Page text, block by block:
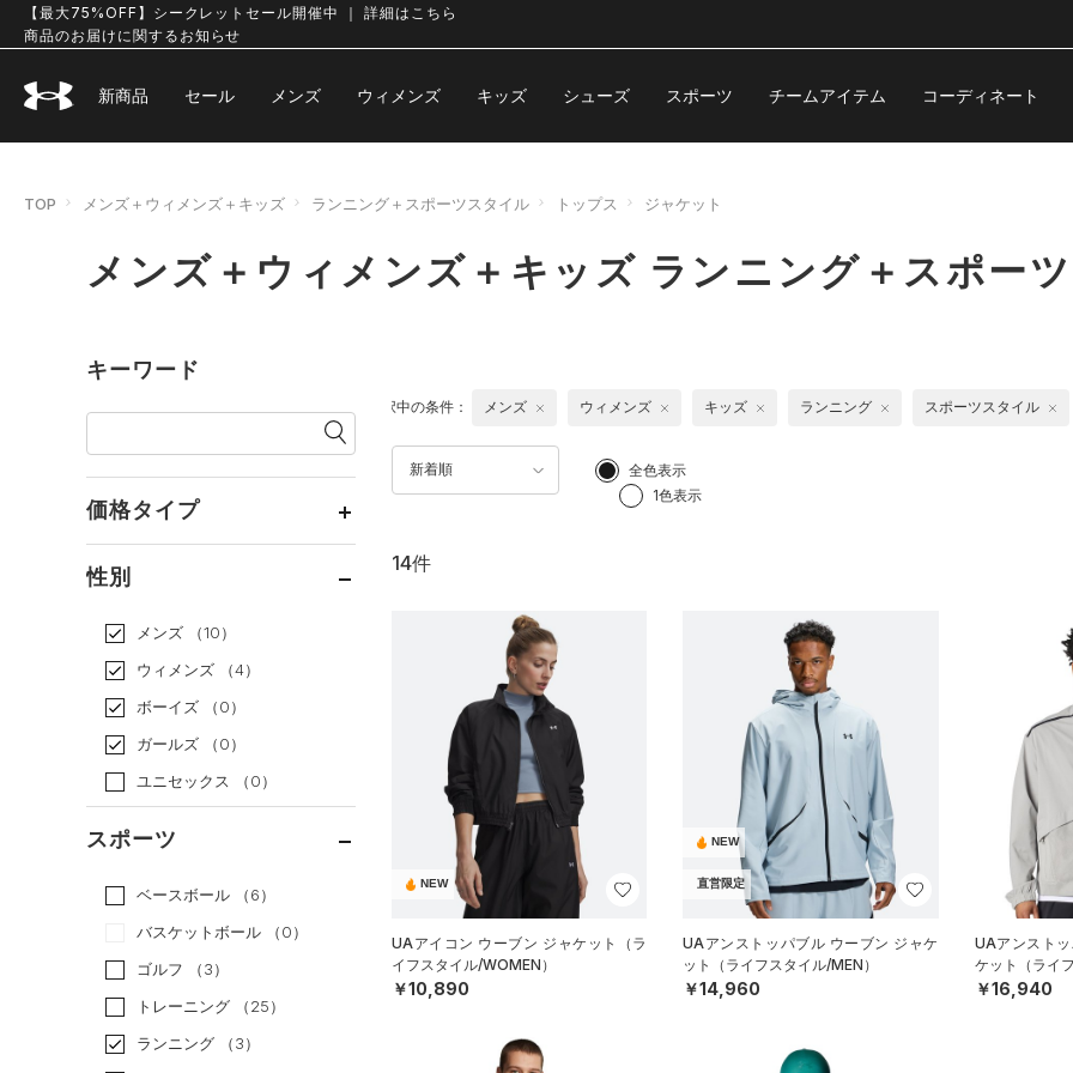
【最大75%OFF】シークレットセール開催中 ｜ 詳細はこちら
商品のお届けに関するお知らせ
新商品 セール メンズ ウィメンズ キッズ シューズ スポーツ チームアイテム コーディネート
TOP メンズ＋ウィメンズ＋キッズ ランニング＋スポーツスタイル トップス ジャケット
メンズ＋ウィメンズ＋キッズ ランニング＋スポー
キーワード
価格タイプ
性別
メンズ
（10）
ウィメンズ
（4）
ボーイズ
（0）
ガールズ
（0）
ユニセックス
（0）
スポーツ
ベースボール
（6）
バスケットボール
（0）
ゴルフ
（3）
トレーニング
（25）
ランニング
（3）
新着順
全色表示
1色表示
選択中の条件： メンズ ウィメンズ キッズ ランニング スポーツスタイル
14件
NEW
UAアイコン ウーブン ジャケット（ラ
イフスタイル/WOMEN）
￥10,890
NEW
直営限定
UAアンストッパブル ウーブン ジャケ
ット（ライフスタイル/MEN）
￥14,960
UAアンスト
ケット（ライ
￥16,940